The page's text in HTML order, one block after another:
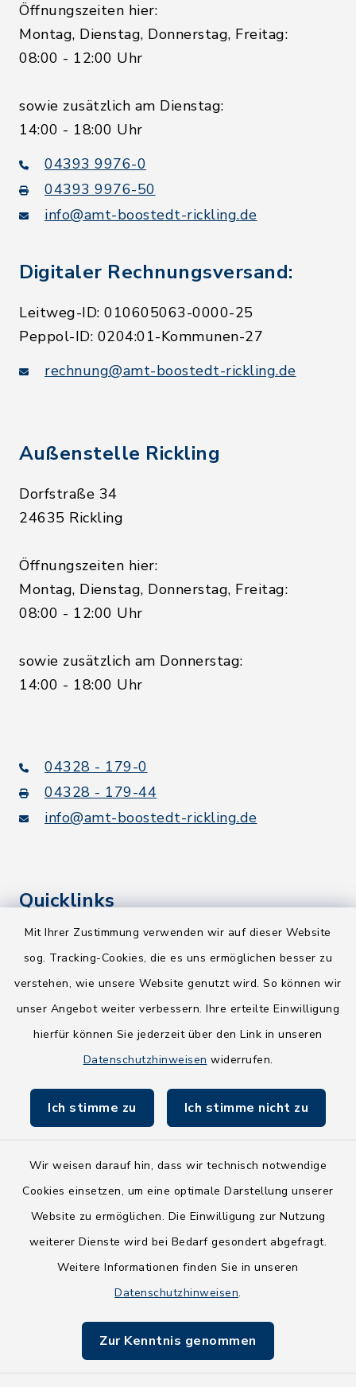
Mit Ihrer Zustimmung verwenden wir auf dieser Website
sog. Tracking-Cookies, die es uns ermöglichen besser zu
verstehen, wie unsere Website genutzt wird. So können wir
unser Angebot weiter verbessern. Ihre erteilte Einwilligung
hierfür können Sie jederzeit über den Link in unseren
Datenschutzhinweisen widerrufen.
Ich stimme zu Ich stimme nicht zu
Wir weisen darauf hin, dass wir technisch notwendige
Cookies einsetzen, um eine optimale Darstellung unserer
Website zu ermöglichen. Die Einwilligung zur Nutzung
weiterer Dienste wird bei Bedarf gesondert abgefragt.
Weitere Informationen finden Sie in unseren
Datenschutzhinweisen.
Zur Kenntnis genommen
Öffnungszeiten hier:
Montag, Dienstag, Donnerstag, Freitag:
08:00 - 12:00 Uhr
sowie zusätzlich am Dienstag:
14:00 - 18:00 Uhr
04393 9976-0
04393 9976-50
info@amt-boostedt-rickling.de
Digitaler Rechnungsversand:
Leitweg-ID: 010605063-0000-25
Peppol-ID: 0204:01-Kommunen-27
rechnung@amt-boostedt-rickling.de
Außenstelle Rickling
Dorfstraße 34
24635 Rickling
Öffnungszeiten hier:
Montag, Dienstag, Donnerstag, Freitag:
08:00 - 12:00 Uhr
sowie zusätzlich am Donnerstag:
14:00 - 18:00 Uhr
04328 - 179-0
04328 - 179-44
info@amt-boostedt-rickling.de
Quicklinks
Kreis Segeberg
NEU! Amtsbroschüre 2026
Holsteiner Auenland
Fundbüro
Barrierefreiheit
Impressum